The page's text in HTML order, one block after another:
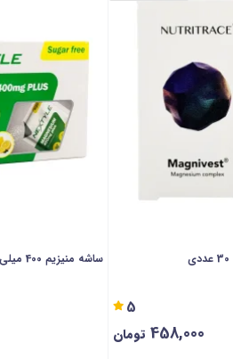
5
458,000 تومان
ساشه منیزیم 400 میلی گرم پلاس نکستایل - 20 عددی